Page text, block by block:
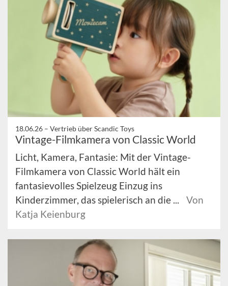
18.06.26 – Vertrieb über Scandic Toys
Vintage-Filmkamera von Classic World
Licht, Kamera, Fantasie: Mit der Vintage-
Filmkamera von Classic World hält ein
fantasievolles Spielzeug Einzug ins
Kinderzimmer, das spielerisch an die ...
Von
Katja Keienburg